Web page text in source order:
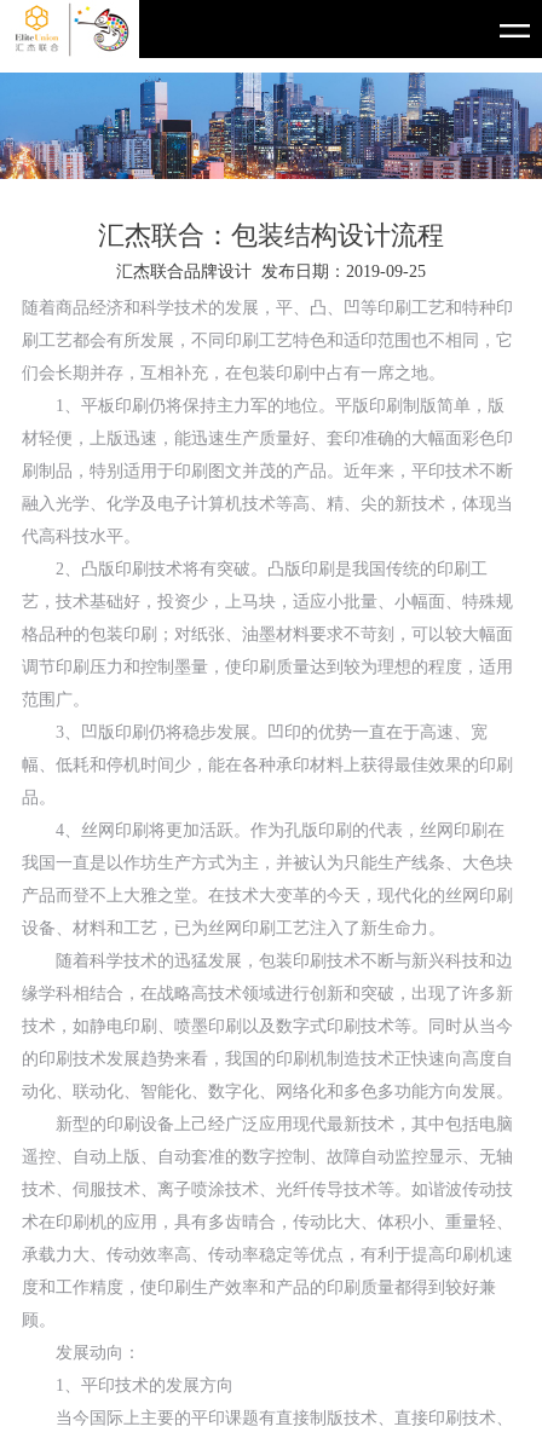
汇杰联合：包装结构设计流程
汇杰联合品牌设计 发布日期：2019-09-25
随着商品经济和科学技术的发展，平、凸、凹等印刷工艺和特种印
刷工艺都会有所发展，不同印刷工艺特色和适印范围也不相同，它
们会长期并存，互相补充，在包装印刷中占有一席之地。
1、平板印刷仍将保持主力军的地位。平版印刷制版简单，版
材轻便，上版迅速，能迅速生产质量好、套印准确的大幅面彩色印
刷制品，特别适用于印刷图文并茂的产品。近年来，平印技术不断
融入光学、化学及电子计算机技术等高、精、尖的新技术，体现当
代高科技水平。
2、凸版印刷技术将有突破。凸版印刷是我国传统的印刷工
艺，技术基础好，投资少，上马块，适应小批量、小幅面、特殊规
格品种的包装印刷；对纸张、油墨材料要求不苛刻，可以较大幅面
调节印刷压力和控制墨量，使印刷质量达到较为理想的程度，适用
范围广。
3、凹版印刷仍将稳步发展。凹印的优势一直在于高速、宽
幅、低耗和停机时间少，能在各种承印材料上获得最佳效果的印刷
品。
4、丝网印刷将更加活跃。作为孔版印刷的代表，丝网印刷在
我国一直是以作坊生产方式为主，并被认为只能生产线条、大色块
产品而登不上大雅之堂。在技术大变革的今天，现代化的丝网印刷
设备、材料和工艺，已为丝网印刷工艺注入了新生命力。
随着科学技术的迅猛发展，包装印刷技术不断与新兴科技和边
缘学科相结合，在战略高技术领域进行创新和突破，出现了许多新
技术，如静电印刷、喷墨印刷以及数字式印刷技术等。同时从当今
的印刷技术发展趋势来看，我国的印刷机制造技术正快速向高度自
动化、联动化、智能化、数字化、网络化和多色多功能方向发展。
新型的印刷设备上己经广泛应用现代最新技术，其中包括电脑
遥控、自动上版、自动套准的数字控制、故障自动监控显示、无轴
技术、伺服技术、离子喷涂技术、光纤传导技术等。如谐波传动技
术在印刷机的应用，具有多齿晴合，传动比大、体积小、重量轻、
承载力大、传动效率高、传动率稳定等优点，有利于提高印刷机速
度和工作精度，使印刷生产效率和产品的印刷质量都得到较好兼
顾。
发展动向：
1、平印技术的发展方向
当今国际上主要的平印课题有直接制版技术、直接印刷技术、